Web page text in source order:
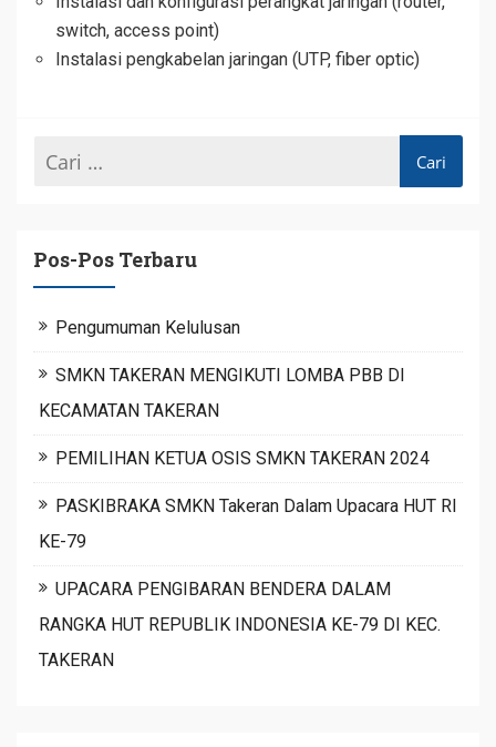
switch, access point)
Instalasi pengkabelan jaringan (UTP, fiber optic)
Pos-Pos Terbaru
Pengumuman Kelulusan
SMKN TAKERAN MENGIKUTI LOMBA PBB DI
KECAMATAN TAKERAN
PEMILIHAN KETUA OSIS SMKN TAKERAN 2024
PASKIBRAKA SMKN Takeran Dalam Upacara HUT RI
KE-79
UPACARA PENGIBARAN BENDERA DALAM
RANGKA HUT REPUBLIK INDONESIA KE-79 DI KEC.
TAKERAN